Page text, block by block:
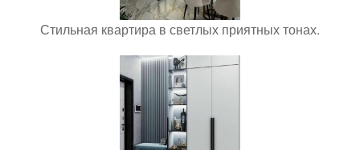
Стильная квартира в светлых приятных тонах.